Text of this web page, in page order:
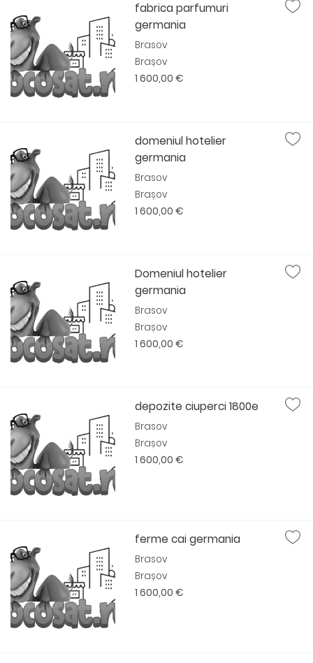
fabrica parfumuri
germania
Brasov
Brașov
1 600,00 €
domeniul hotelier
germania
Brasov
Brașov
1 600,00 €
Domeniul hotelier
germania
Brasov
Brașov
1 600,00 €
depozite ciuperci 1800e
Brasov
Brașov
1 600,00 €
ferme cai germania
Brasov
Brașov
1 600,00 €